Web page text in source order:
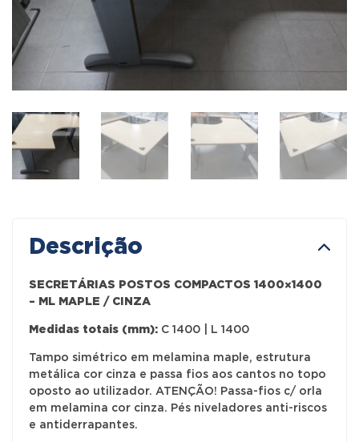
Descrição
SECRETÁRIAS POSTOS COMPACTOS 1400×1400
– ML MAPLE / CINZA
Medidas totais (mm): C 1400 | L 1400
Tampo simétrico em melamina maple, estrutura
metálica cor cinza e passa fios aos cantos no topo
oposto ao utilizador. ATENÇÃO! Passa-fios c/ orla
em melamina cor cinza. Pés niveladores anti-riscos
e antiderrapantes.